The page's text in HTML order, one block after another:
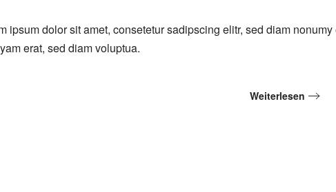
ipsum dolor sit amet, consetetur sadipscing elitr, sed diam
erat, sed diam voluptua.
Weiterlesen